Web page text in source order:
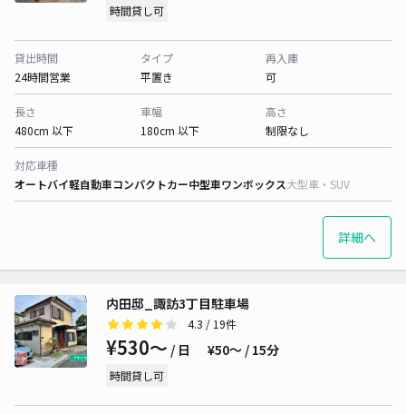
時間貸し可
貸出時間
24時間営業
タイプ
平置き
再入庫
可
長さ
480cm 以下
車幅
180cm 以下
高さ
制限なし
対応車種
オートバイ軽自動車コンパクトカー中型車ワンボックス大型車・SUV
詳細へ
内田邸_諏訪3丁目駐車場
4.3 / 19件
¥530〜 / 日 ¥50〜 / 15分
時間貸し可